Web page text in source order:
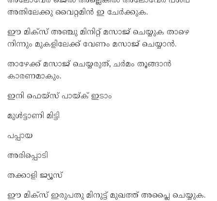
അതിലേക്കു വൈറ്റമിന്‍ ഇ ചേര്‍ക്കുക.
ഈ മിക്‌സ് അഞ്ചു മിനിറ്റ് മസാജ് ചെയ്യുക താഴെ
നിന്നും മുകളിലേക്ക് വേണം മസാജ് ചെയ്യാന്‍.
താഴേക്ക് മസാജ് ചെയ്യരുത്, ചര്‍മം തൂങ്ങാന്‍
കാരണമാകും.
ഇനി ഫെയ്സ് പായ്ക് ഇടാം
മുള്‍ട്ടാണി മിട്ടി
പപ്പായ
അരിപ്പൊടി
തക്കാളി ജ്യൂസ്
ഈ മിക്‌സ് ഇരുപതു മിനുട്ട് മുഖത്ത് അപ്ലൈ ചെയ്യുക.